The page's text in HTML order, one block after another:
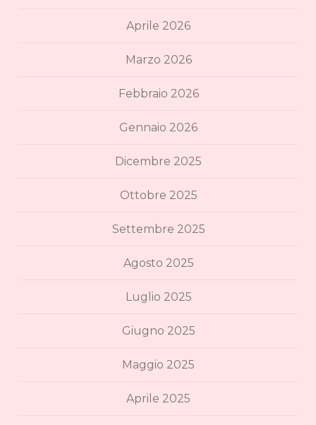
Aprile 2026
Marzo 2026
Febbraio 2026
Gennaio 2026
Dicembre 2025
Ottobre 2025
Settembre 2025
Agosto 2025
Luglio 2025
Giugno 2025
Maggio 2025
Aprile 2025